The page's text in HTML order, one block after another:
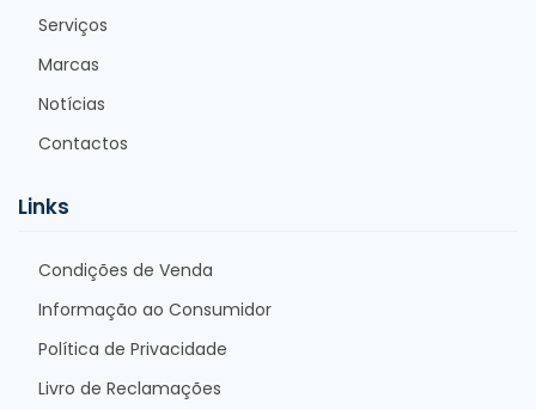
Serviços
Marcas
Notícias
Contactos
Links
Condições de Venda
Informação ao Consumidor
Política de Privacidade
Livro de Reclamações